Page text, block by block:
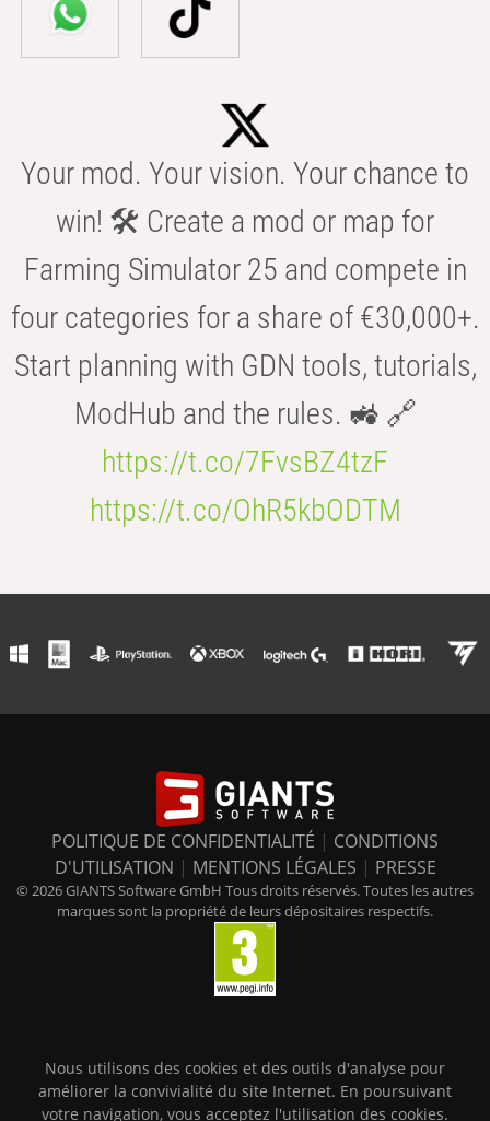
Your mod. Your vision. Your chance to
win! 🛠️ Create a mod or map for
Farming Simulator 25 and compete in
four categories for a share of €30,000+.
Start planning with GDN tools, tutorials,
ModHub and the rules. 🚜 🔗
https://t.co/7FvsBZ4tzF
https://t.co/OhR5kbODTM
POLITIQUE DE CONFIDENTIALITÉ | CONDITIONS
D'UTILISATION | MENTIONS LÉGALES | PRESSE
© 2026 GIANTS Software GmbH Tous droits réservés. Toutes les autres
marques sont la propriété de leurs dépositaires respectifs.
Nous utilisons des cookies et des outils d'analyse pour
améliorer la convivialité du site Internet. En poursuivant
votre navigation, vous acceptez l'utilisation des cookies.